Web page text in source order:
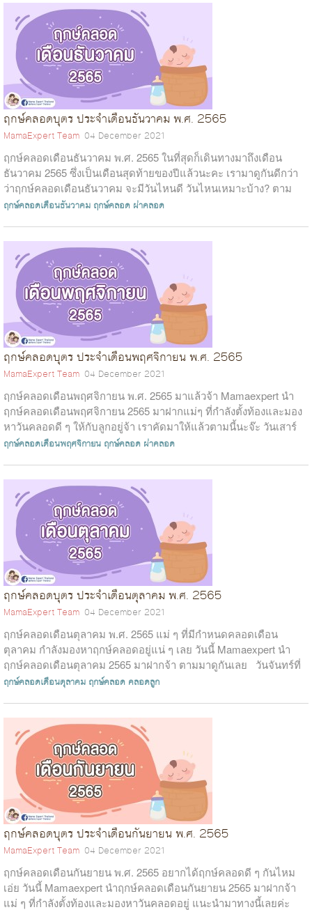
ฤกษ์คลอดบุตร ประจำเดือนธันวาคม พ.ศ. 2565
MamaExpert Team 04 December 2021
ฤกษ์คลอดเดือนธันวาคม พ.ศ. 2565 ในที่สุดก็เดินทางมาถึงเดือน
ธันวาคม 2565 ซึ่งเป็นเดือนสุดท้ายของปีแล้วนะคะ เรามาดูกันดีกว่า
ว่าฤกษ์คลอดเดือนธันวาคม จะมีวันไหนดี วันไหนเหมาะบ้าง? ตาม
ด้านล่างนี้เลยจ...
ฤกษ์คลอดเดือนธันวาคม ฤกษ์คลอด ผ่าคลอด
ฤกษ์คลอดบุตร ประจำเดือนพฤศจิกายน พ.ศ. 2565
MamaExpert Team 04 December 2021
ฤกษ์คลอดเดือนพฤศจิกายน พ.ศ. 2565 มาแล้วจ้า Mamaexpert นำ
ฤกษ์คลอดเดือนพฤศจิกายน 2565 มาฝากแม่ๆ ที่กำลังตั้งท้องและมอง
หาวันคลอดดี ๆ ให้กับลูกอยู่จ้า เราคัดมาให้แล้วตามนี้นะจ๊ะ วันเสาร์
ที่...
ฤกษ์คลอดเดือนพฤศจิกายน ฤกษ์คลอด ผ่าคลอด
ฤกษ์คลอดบุตร ประจำเดือนตุลาคม พ.ศ. 2565
MamaExpert Team 04 December 2021
ฤกษ์คลอดเดือนตุลาคม พ.ศ. 2565 แม่ ๆ ที่มีกำหนดคลอดเดือน
ตุลาคม กำลังมองหาฤกษ์คลอดอยู่แน่ ๆ เลย วันนี้ Mamaexpert นำ
ฤกษ์คลอดเดือนตุลาคม 2565 มาฝากจ้า ตามมาดูกันเลย วันจันทร์ที่
3 ตุลาค...
ฤกษ์คลอดเดือนตุลาคม ฤกษ์คลอด คลอดลูก
ฤกษ์คลอดบุตร ประจำเดือนกันยายน พ.ศ. 2565
MamaExpert Team 04 December 2021
ฤกษ์คลอดเดือนกันยายน พ.ศ. 2565 อยากได้ฤกษ์คลอดดี ๆ กันไหม
เอ่ย วันนี้ Mamaexpert นำฤกษ์คลอดเดือนกันยายน 2565 มาฝากจ้า
แม่ ๆ ที่กำลังตั้งท้องและมองหาวันคลอดอยู่ แนะนำมาทางนี้เลยค่ะ